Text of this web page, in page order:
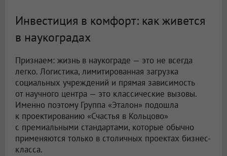
Инвестиция в комфорт: как живется
в наукоградах
Признаем: жизнь в наукограде — это не всегда
легко. Логистика, лимитированная загрузка
социальных учреждений и прямая зависимость
от научного центра — это классические вызовы.
Именно поэтому Группа «Эталон» подошла
к проектированию «Счастья в Кольцово»
с премиальными стандартами, которые обычно
применяются только в столичных проектах бизнес-
класса.